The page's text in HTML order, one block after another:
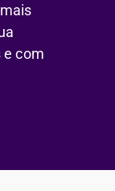
e com